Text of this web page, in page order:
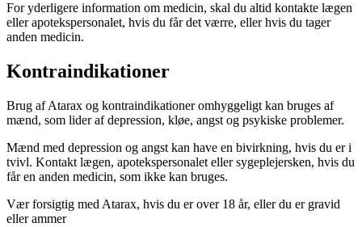
For yderligere information om medicin, skal du altid kontakte lægen
eller apotekspersonalet, hvis du får det værre, eller hvis du tager
anden medicin.
Kontraindikationer
Brug af Atarax og kontraindikationer omhyggeligt kan bruges af
mænd, som lider af depression, kløe, angst og psykiske problemer.
Mænd med depression og angst kan have en bivirkning, hvis du er i
tvivl. Kontakt lægen, apotekspersonalet eller sygeplejersken, hvis du
får en anden medicin, som ikke kan bruges.
Vær forsigtig med Atarax, hvis du er over 18 år, eller du er gravid
eller ammer